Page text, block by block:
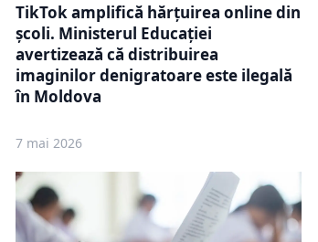
TikTok amplifică hărțuirea online din
școli. Ministerul Educației
avertizează că distribuirea
imaginilor denigratoare este ilegală
în Moldova
7 mai 2026